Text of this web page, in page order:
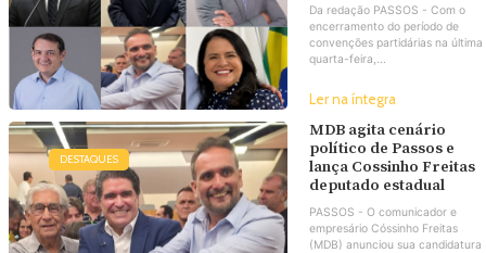
Da redação PASSOS - Com o
encerramento do período de
convenções partidárias na última
quarta-feira,...
Ler na íntegra
DESTAQUES
MDB agita cenário
político de Passos e
lança Cossinho Freitas
deputado estadual
PASSOS - O comunicador e
empresário Cóssinho Freitas
(MDB) anunciou sua candidatura